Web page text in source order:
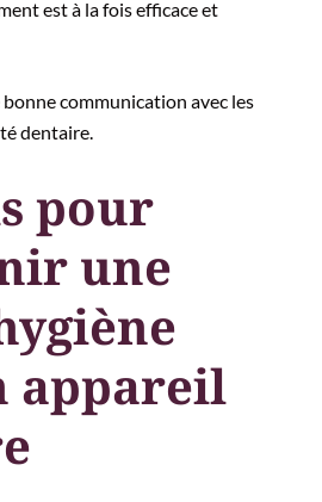
est à la fois efficace et
bonne communication avec les
dentaire.
pour
une
appareil